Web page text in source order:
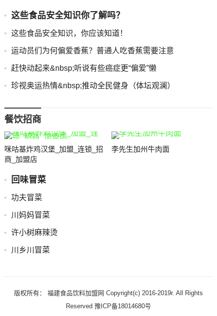
这些食品安全知识你了解吗？
这些食品安全知识，你应该知道！
运动员们为何偏爱香蕉？普通人吃香蕉需要注意
赶快动起来&nbsp;听说有些癌症更“偏爱”懒
珍视奥运热情&nbsp;推动全民健身（体坛观澜）
餐饮招商
咪咕基炸鸡汉堡_加盟_连锁_招
商_加盟店
李先生加州牛肉面
回味冒菜
功夫冒菜
川妈妈冒菜
许小树麻辣烫
川乡川冒菜
版权所有： 福建食品饮料加盟网 Copyright(c) 2016-2019r. All Rights
Reserved 豫ICP备18014680号